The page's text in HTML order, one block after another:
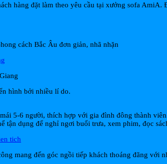
hàng đặt làm theo yêu cầu tại xưởng sofa AmiA.
cách Bắc Âu đơn giản, nhã nhặn
hình bởi nhiều lí do.
5-6 người, thích hợp với gia đình đông thành
tận dụng để nghỉ ngơi buổi trưa, xem phim, đọc
mang đến góc ngồi tiếp khách thoáng đãng với